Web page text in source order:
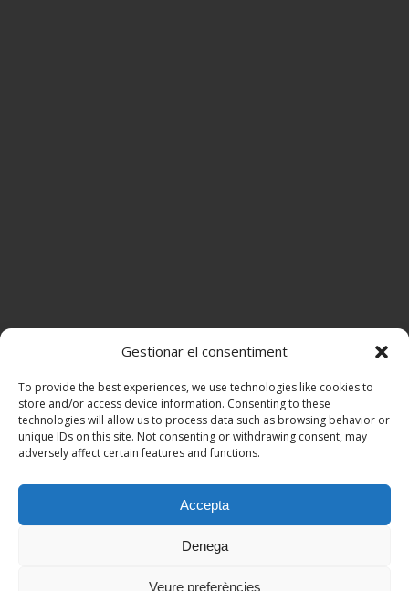
Gestionar el consentiment
To provide the best experiences, we use technologies like cookies to
store and/or access device information. Consenting to these
technologies will allow us to process data such as browsing behavior or
unique IDs on this site. Not consenting or withdrawing consent, may
adversely affect certain features and functions.
Accepta
Denega
Veure preferències